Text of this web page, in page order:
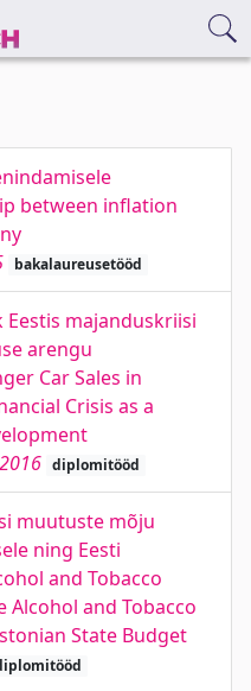
between inflation
bakalaureusetööd
majanduskriisi
arengu
Car Sales in
Crisis as a
diplomitööd
muutuste mõju
ning Eesti
and Tobacco
Alcohol and Tobacco
State Budget